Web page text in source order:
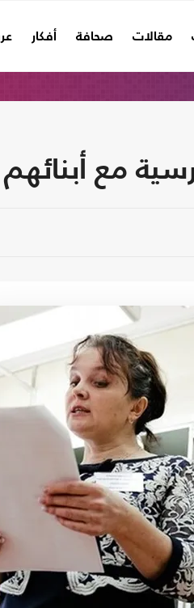
مقالات صحافة أفكار
مع